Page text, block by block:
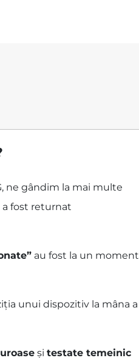
ne gândim la mai multe
fost returnat
au fost la un moment
unui dispozitiv la mâna a
și testate temeinic